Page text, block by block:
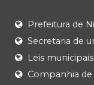
Prefeitura de
Secretaria de
Leis
Companhia